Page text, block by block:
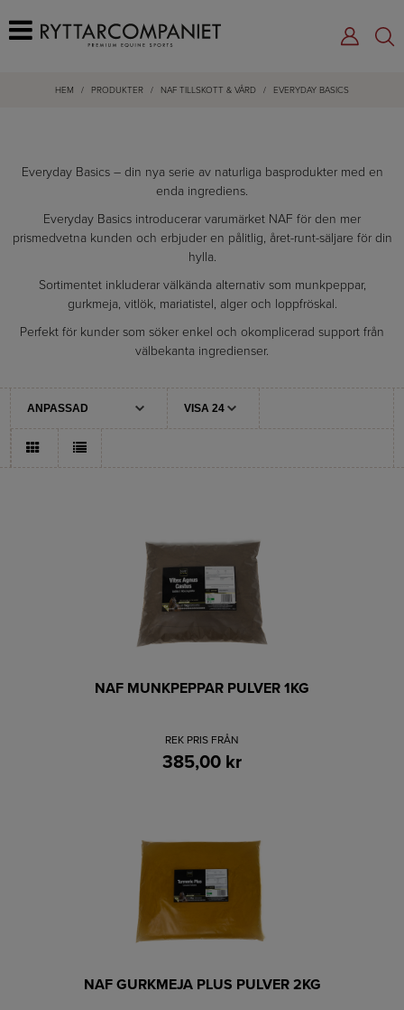
HEM / PRODUKTER / NAF TILLSKOTT & VÅRD / EVERYDAY BASICS
Everyday Basics – din nya serie av naturliga basprodukter med en
enda ingrediens.
Everyday Basics introducerar varumärket NAF för den mer
prismedvetna kunden och erbjuder en pålitlig, året-runt-säljare för din
hylla.
Sortimentet inkluderar välkända alternativ som munkpeppar,
gurkmeja, vitlök, mariatistel, alger och loppfröskal.
Perfekt för kunder som söker enkel och okomplicerad support från
välbekanta ingredienser.
NAF MUNKPEPPAR PULVER 1KG
REK PRIS FRÅN
385,00 kr
NAF GURKMEJA PLUS PULVER 2KG